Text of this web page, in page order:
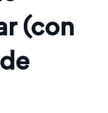
(con